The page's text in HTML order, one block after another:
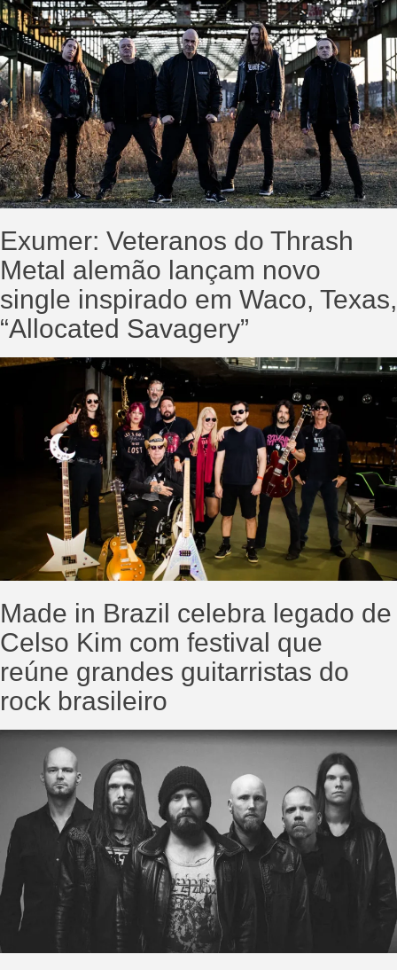
Exumer: Veteranos do Thrash
Metal alemão lançam novo
single inspirado em Waco, Texas,
“Allocated Savagery”
Made in Brazil celebra legado de
Celso Kim com festival que
reúne grandes guitarristas do
rock brasileiro